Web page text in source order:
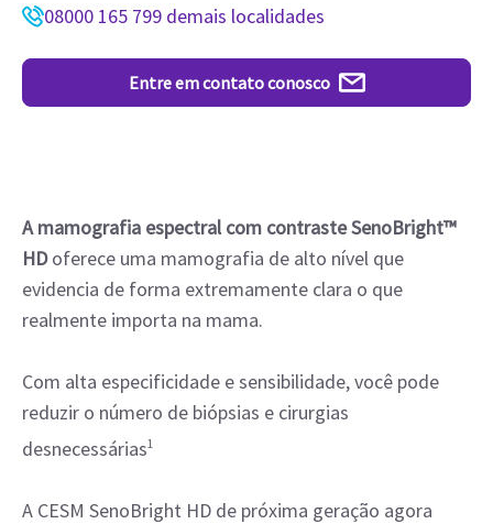
08000 165 799 demais localidades
Entre em contato conosco
A mamografia espectral com contraste SenoBright™
HDoferece uma mamografia de alto nível que
evidencia de forma extremamente clara o que
realmente importa na mama.
Com alta especificidade e sensibilidade, você pode
reduzir o número de biópsias e cirurgias
desnecessárias1
A CESM SenoBright HD de próxima geração agora